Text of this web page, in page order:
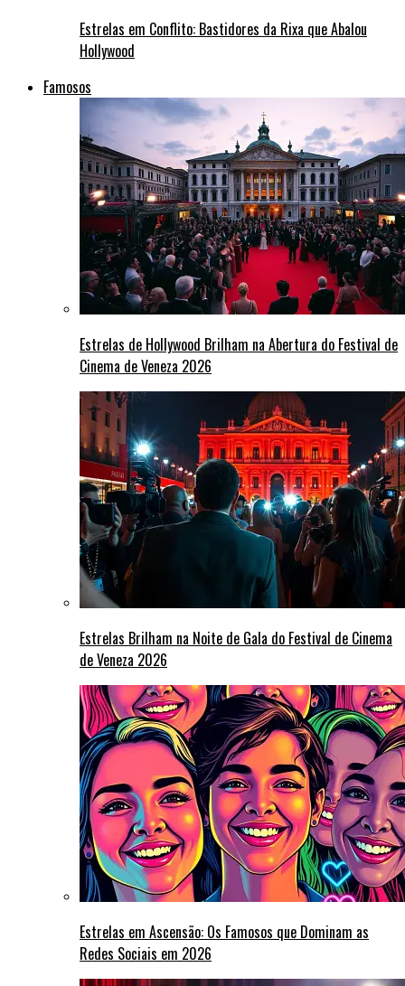
Estrelas em Conflito: Bastidores da Rixa que Abalou
Hollywood
Famosos
Estrelas de Hollywood Brilham na Abertura do Festival de
Cinema de Veneza 2026
Estrelas Brilham na Noite de Gala do Festival de Cinema
de Veneza 2026
Estrelas em Ascensão: Os Famosos que Dominam as
Redes Sociais em 2026